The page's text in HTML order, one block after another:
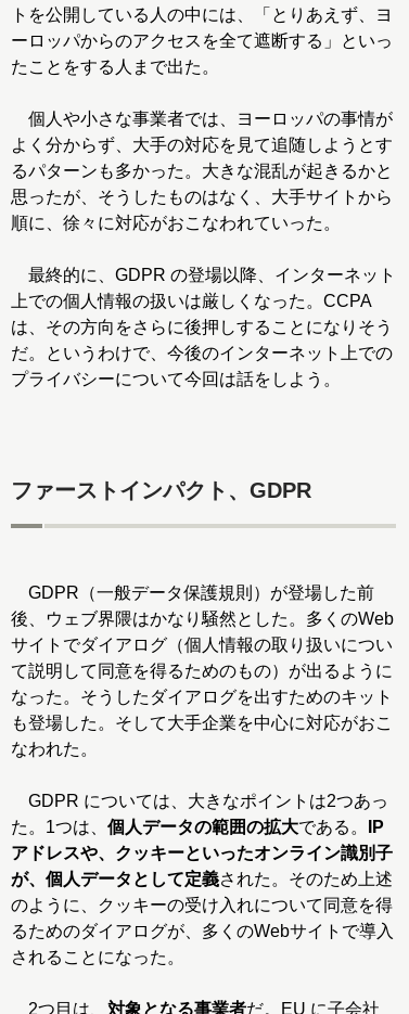
トを公開している人の中には、「とりあえず、ヨ
ーロッパからのアクセスを全て遮断する」といっ
たことをする人まで出た。
個人や小さな事業者では、ヨーロッパの事情が
よく分からず、大手の対応を見て追随しようとす
るパターンも多かった。大きな混乱が起きるかと
思ったが、そうしたものはなく、大手サイトから
順に、徐々に対応がおこなわれていった。
最終的に、GDPR の登場以降、インターネット
上での個人情報の扱いは厳しくなった。CCPA
は、その方向をさらに後押しすることになりそう
だ。というわけで、今後のインターネット上での
プライバシーについて今回は話をしよう。
ファーストインパクト、GDPR
GDPR（一般データ保護規則）が登場した前
後、ウェブ界隈はかなり騒然とした。多くのWeb
サイトでダイアログ（個人情報の取り扱いについ
て説明して同意を得るためのもの）が出るように
なった。そうしたダイアログを出すためのキット
も登場した。そして大手企業を中心に対応がおこ
なわれた。
GDPR については、大きなポイントは2つあっ
た。1つは、 個人データの範囲の拡大である。
IP
アドレスや、クッキーといったオンライン識別子
が、個人データとして定義された。そのため上述
のように、クッキーの受け入れについて同意を得
るためのダイアログが、多くのWebサイトで導入
されることになった。
2つ目は、 対象となる事業者だ。EU に子会社